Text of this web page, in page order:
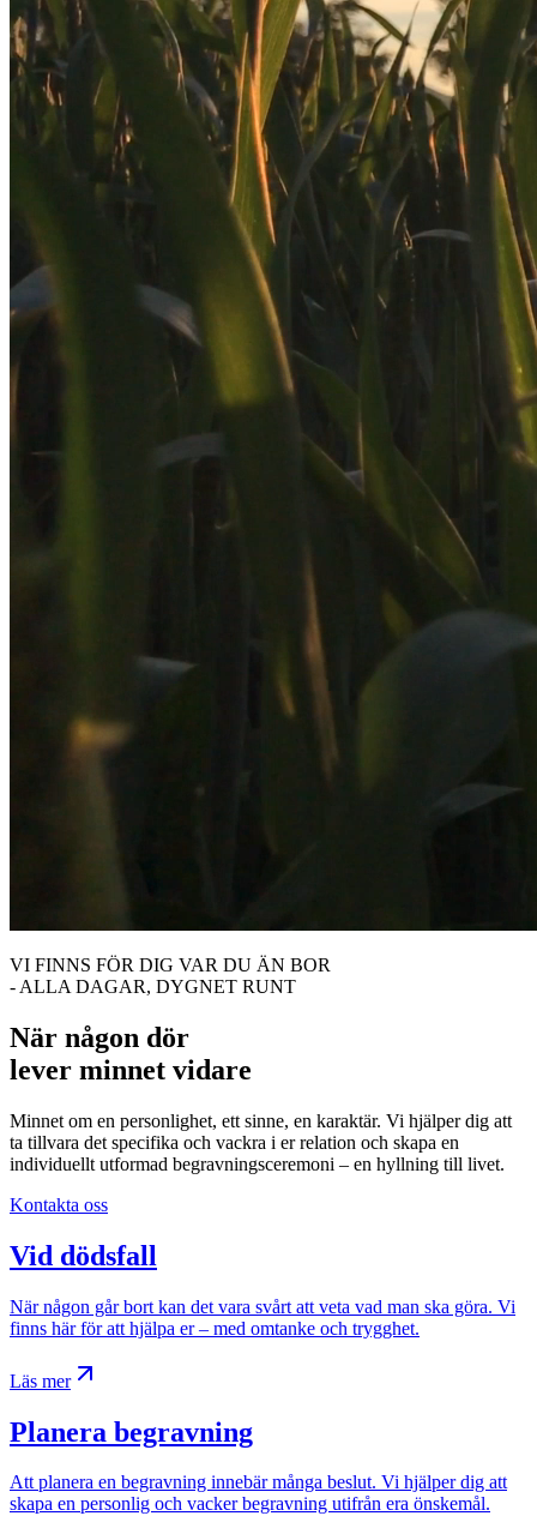
VI FINNS FÖR DIG VAR DU ÄN BOR
- ALLA DAGAR, DYGNET RUNT
När någon dör
lever minnet vidare
Minnet om en personlighet, ett sinne, en karaktär. Vi hjälper dig att
ta tillvara det specifika och vackra i er relation och skapa en
individuellt utformad begravningsceremoni – en hyllning till livet.
Kontakta oss
Vid dödsfall
När någon går bort kan det vara svårt att veta vad man ska göra. Vi
finns här för att hjälpa er – med omtanke och trygghet.
Läs mer
Planera begravning
Att planera en begravning innebär många beslut. Vi hjälper dig att
skapa en personlig och vacker begravning utifrån era önskemål.